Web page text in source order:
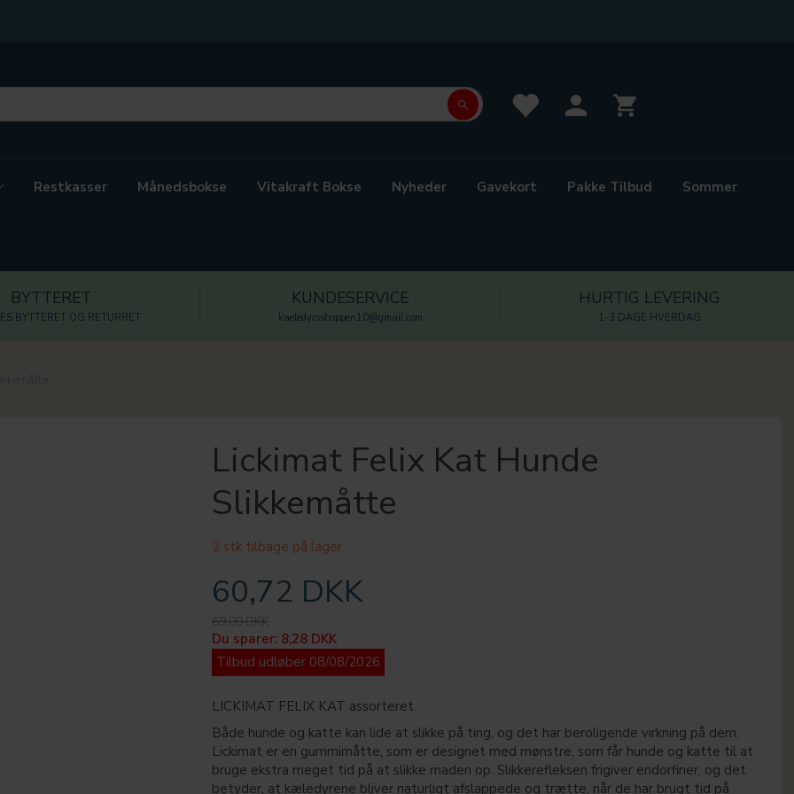
Restkasser Månedsbokse Vitakraft Bokse Nyheder Gavekort Pakke Tilbud Sommer
BYTTERET
BYTTERET OG RETURRET
KUNDESERVICE
kaeledyrsshoppen10@gmail.com
HURTIG LEVERING
1-3 DAGE HVERDAG
Lickimat Felix Kat Hunde
Slikkemåtte
2 stk tilbage på lager
60,72 DKK
69,00 DKK
Du sparer: 8,28 DKK
Tilbud udløber 08/08/2026
LICKIMAT FELIX KAT assorteret
Både hunde og katte kan lide at slikke på ting, og det har beroligende virkning på dem.
Lickimat er en gummimåtte, som er designet med mønstre, som får hunde og katte til at
bruge ekstra meget tid på at slikke maden op. Slikkerefleksen frigiver endorfiner, og det
betyder, at kæledyrene bliver naturligt afslappede og trætte, når de har brugt tid på